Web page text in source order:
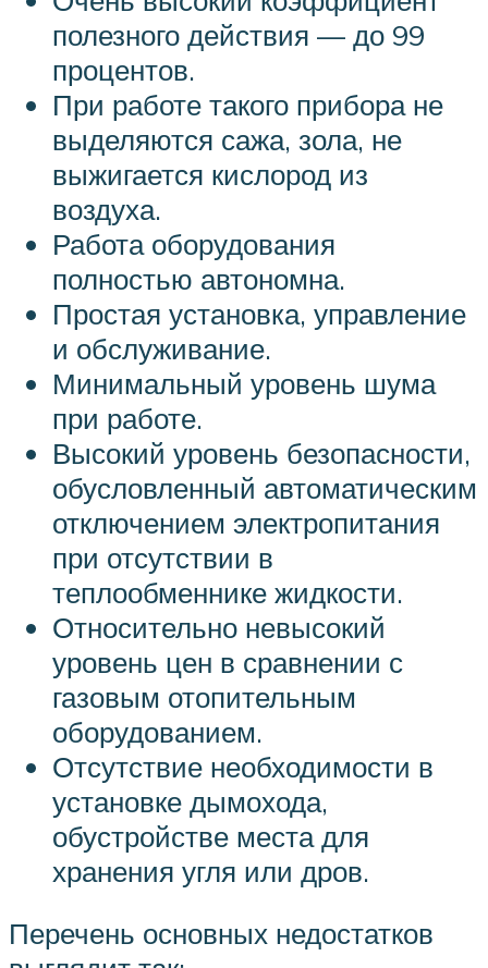
полезного действия — до 99
процентов.
При работе такого прибора не
выделяются сажа, зола, не
выжигается кислород из
воздуха.
Работа оборудования
полностью автономна.
Простая установка, управление
и обслуживание.
Минимальный уровень шума
при работе.
Высокий уровень безопасности,
обусловленный автоматическим
отключением электропитания
при отсутствии в
теплообменнике жидкости.
Относительно невысокий
уровень цен в сравнении с
газовым отопительным
оборудованием.
Отсутствие необходимости в
установке дымохода,
обустройстве места для
хранения угля или дров.
Перечень основных недостатков